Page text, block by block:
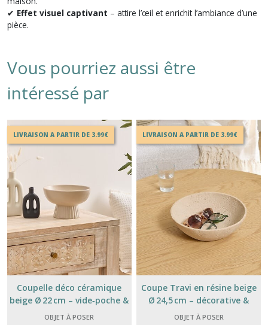
✔ Effet visuel captivant – attire l’œil et enrichit l’ambiance d’une
pièce.
Vous pourriez aussi être
intéressé par
LIVRAISON A PARTIR DE 3.99€
Coupelle déco céramique
beige Ø 22 cm – vide‑poche &
objet déco
OBJET À POSER
LIVRAISON A PARTIR DE 3.99€
Coupe Travi en résine beige
Ø 24,5 cm – décorative &
polyvalente
OBJET À POSER